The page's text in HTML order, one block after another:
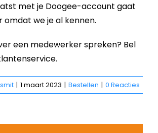
met je Doogee-account gaat
omdat we je al kennen.
een medewerker spreken? Bel
| 1 maart 2023 | Bestellen | 0 Reacties